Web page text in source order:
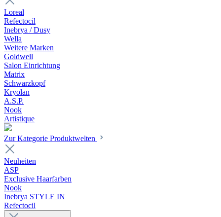
Loreal
Refectocil
Inebrya / Dusy
Wella
Weitere Marken
Goldwell
Salon Einrichtung
Matrix
Schwarzkopf
Kryolan
A.S.P.
Nook
Artistique
Zur Kategorie Produktwelten
Neuheiten
ASP
Exclusive Haarfarben
Nook
Inebrya STYLE IN
Refectocil